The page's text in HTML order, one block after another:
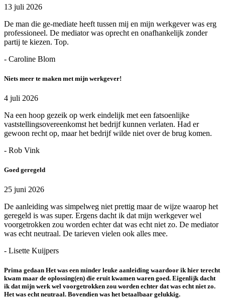
13 juli 2026
De man die ge-mediate heeft tussen mij en mijn werkgever was erg
professioneel. De mediator was oprecht en onafhankelijk zonder
partij te kiezen. Top.
- Caroline Blom
Niets meer te maken met mijn werkgever!
4 juli 2026
Na een hoop gezeik op werk eindelijk met een fatsoenlijke
vaststellingsovereenkomst het bedrijf kunnen verlaten. Had er
gewoon recht op, maar het bedrijf wilde niet over de brug komen.
- Rob Vink
Goed geregeld
25 juni 2026
De aanleiding was simpelweg niet prettig maar de wijze waarop het
geregeld is was super. Ergens dacht ik dat mijn werkgever wel
voorgetrokken zou worden echter dat was echt niet zo. De mediator
was echt neutraal. De tarieven vielen ook alles mee.
- Lisette Kuijpers
Prima gedaan Het was een minder leuke aanleiding waardoor ik hier terecht
kwam maar de oplossing(en) die eruit kwamen waren goed. Eigenlijk dacht
ik dat mijn werk wel voorgetrokken zou worden echter dat was echt niet zo.
Het was echt neutraal. Bovendien was het betaalbaar gelukkig.